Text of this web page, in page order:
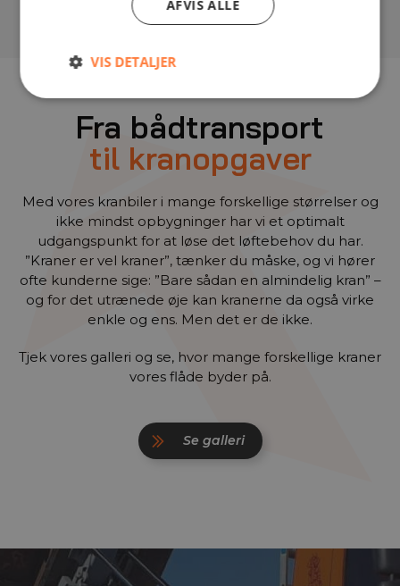
Fra bådtransport
til kranopgaver
Med vores kranbiler i mange forskellige størrelser og
ikke mindst opbygninger har vi et optimalt
udgangspunkt for at løse det løftebehov du har.
”Kraner er vel kraner”, tænker du måske, og vi hører
ofte kunderne sige: ”Bare sådan en almindelig kran” –
og for det utrænede øje kan kranerne da også virke
enkle og ens. Men det er de ikke.
Tjek vores galleri og se, hvor mange forskellige kraner
vores flåde byder på.
Se galleri
AFVIS ALLE
VIS DETALJER